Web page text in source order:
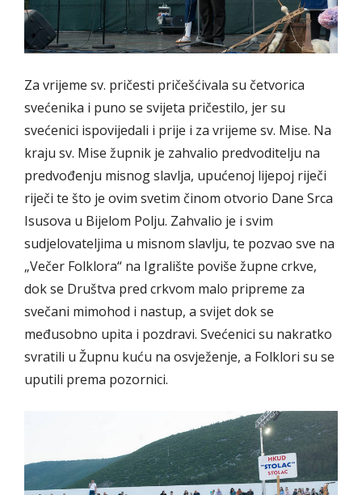
Za vrijeme sv. pričesti pričešćivala su četvorica
svećenika i puno se svijeta pričestilo, jer su
svećenici ispovijedali i prije i za vrijeme sv. Mise. Na
kraju sv. Mise župnik je zahvalio predvoditelju na
predvođenju misnog slavlja, upućenoj lijepoj riječi
riječi te što je ovim svetim činom otvorio Dane Srca
Isusova u Bijelom Polju. Zahvalio je i svim
sudjelovateljima u misnom slavlju, te pozvao sve na
„Večer Folklora“ na Igralište poviše župne crkve,
dok se Društva pred crkvom malo pripreme za
svečani mimohod i nastup, a svijet dok se
međusobno upita i pozdravi. Svećenici su nakratko
svratili u Župnu kuću na osvježenje, a Folklori su se
uputili prema pozornici.